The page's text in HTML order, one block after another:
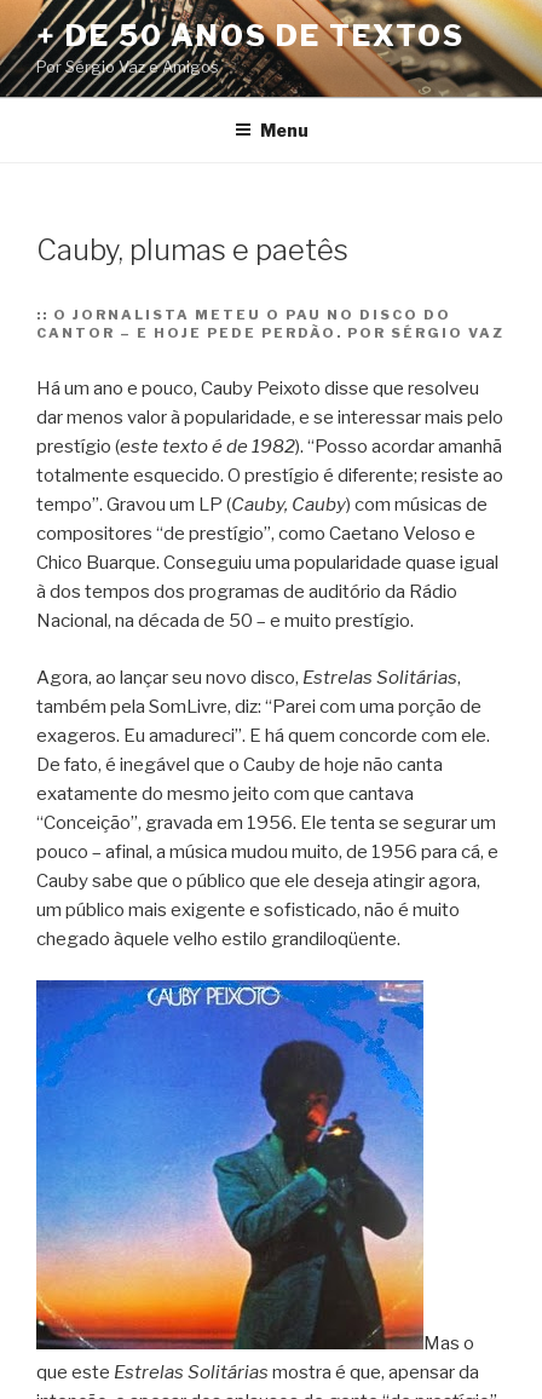
Pular
para
o
conteúdo
+ DE 50 ANOS DE TEXTOS
Por Sérgio Vaz e Amigos
Menu
Cauby, plumas e paetês
:: O JORNALISTA METEU O PAU NO DISCO DO
CANTOR – E HOJE PEDE PERDÃO. POR SÉRGIO VAZ
Há um ano e pouco, Cauby Peixoto disse que resolveu
dar menos valor à popularidade, e se interessar mais pelo
prestígio (este texto é de 1982). “Posso acordar amanhã
totalmente esquecido. O prestígio é diferente; resiste ao
tempo”. Gravou um LP (Cauby, Cauby) com músicas de
compositores “de prestígio”, como Caetano Veloso e
Chico Buarque. Conseguiu uma popularidade quase igual
à dos tempos dos programas de auditório da Rádio
Nacional, na década de 50 – e muito prestígio.
Agora, ao lançar seu novo disco, Estrelas Solitárias,
também pela SomLivre, diz: “Parei com uma porção de
exageros. Eu amadureci”. E há quem concorde com ele.
De fato, é inegável que o Cauby de hoje não canta
exatamente do mesmo jeito com que cantava
“Conceição”, gravada em 1956. Ele tenta se segurar um
pouco – afinal, a música mudou muito, de 1956 para cá, e
Cauby sabe que o público que ele deseja atingir agora,
um público mais exigente e sofisticado, não é muito
chegado àquele velho estilo grandiloqüente.
Mas o
que este Estrelas Solitárias mostra é que, apensar da